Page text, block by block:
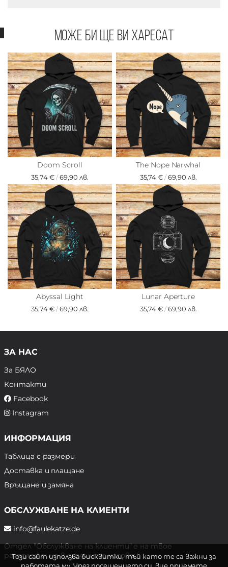
Може би ще ви харесат
Doom Scroll
35,74 €/69,90 лв.
The Nope Narwhal
35,74 €/69,90 лв.
Abyssal Light
35,74 €/69,90 лв.
Lunar Aperture
35,74 €/69,90 лв.
ЗА НАС
За БЯЛО
Контакти
Facebook
Instagram
ИНФОРМАЦИЯ
Таблица с размери
Доставка и плащане
Връщане и замяна
ОБСЛУЖВАНЕ НА КЛИЕНТИ
info@faulekatze.de
Отдел "Обслужване на клиенти" е на твое
разположение в следните часове:
Този сайт използва бисквитки, тъй като те са важни за